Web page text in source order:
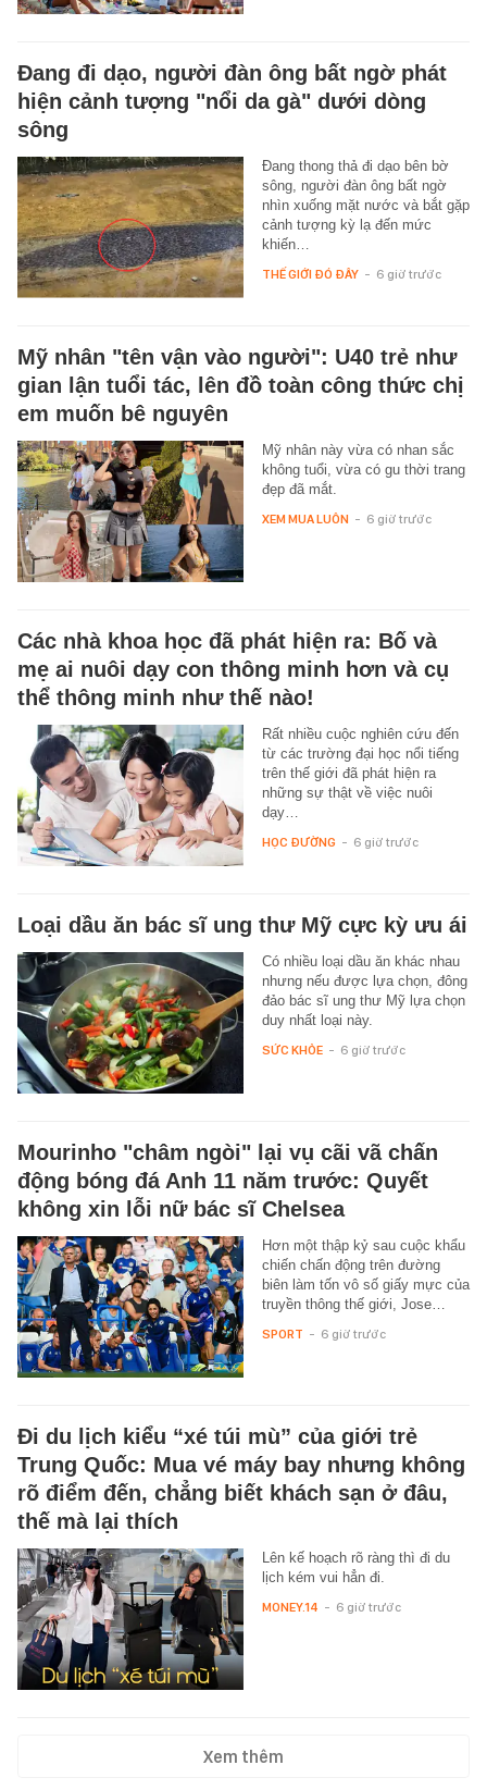
Đang đi dạo, người đàn ông bất ngờ phát
hiện cảnh tượng "nổi da gà" dưới dòng
sông
Đang thong thả đi dạo bên bờ
sông, người đàn ông bất ngờ
nhìn xuống mặt nước và bắt gặp
cảnh tượng kỳ lạ đến mức
khiến…
THẾ GIỚI ĐÓ ĐÂY - 6 giờ trước
Mỹ nhân "tên vận vào người": U40 trẻ như
gian lận tuổi tác, lên đồ toàn công thức chị
em muốn bê nguyên
Mỹ nhân này vừa có nhan sắc
không tuổi, vừa có gu thời trang
đẹp đã mắt.
XEM MUA LUÔN - 6 giờ trước
Các nhà khoa học đã phát hiện ra: Bố và
mẹ ai nuôi dạy con thông minh hơn và cụ
thể thông minh như thế nào!
Rất nhiều cuộc nghiên cứu đến
từ các trường đại học nổi tiếng
trên thế giới đã phát hiện ra
những sự thật về việc nuôi
dạy…
HỌC ĐƯỜNG - 6 giờ trước
Loại dầu ăn bác sĩ ung thư Mỹ cực kỳ ưu ái
Có nhiều loại dầu ăn khác nhau
nhưng nếu được lựa chọn, đông
đảo bác sĩ ung thư Mỹ lựa chọn
duy nhất loại này.
SỨC KHỎE - 6 giờ trước
Mourinho "châm ngòi" lại vụ cãi vã chấn
động bóng đá Anh 11 năm trước: Quyết
không xin lỗi nữ bác sĩ Chelsea
Hơn một thập kỷ sau cuộc khẩu
chiến chấn động trên đường
biên làm tốn vô số giấy mực của
truyền thông thế giới, Jose…
SPORT - 6 giờ trước
Đi du lịch kiểu “xé túi mù” của giới trẻ
Trung Quốc: Mua vé máy bay nhưng không
rõ điểm đến, chẳng biết khách sạn ở đâu,
thế mà lại thích
Lên kế hoạch rõ ràng thì đi du
lịch kém vui hẳn đi.
MONEY.14 - 6 giờ trước
Xem thêm